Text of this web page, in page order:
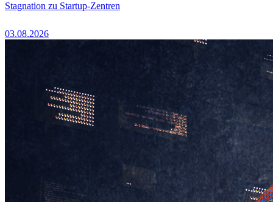
Stagnation zu Startup-Zentren
03.08.2026